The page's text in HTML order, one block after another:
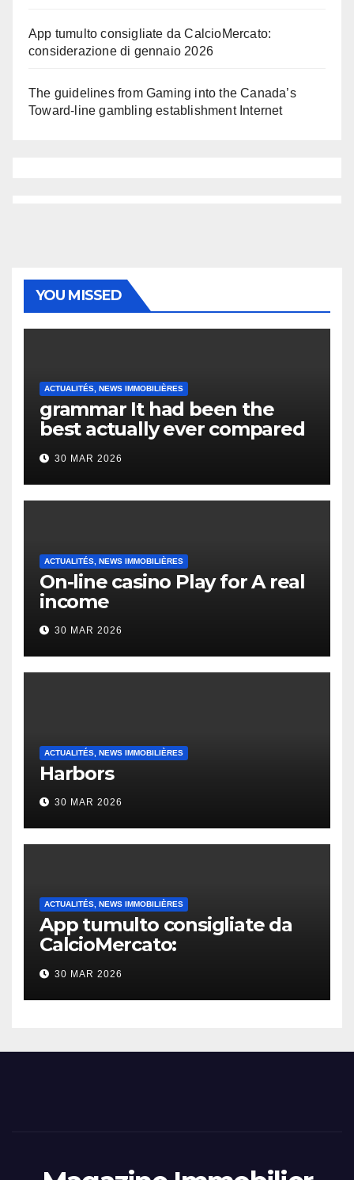
App tumulto consigliate da CalcioMercato:
considerazione di gennaio 2026
The guidelines from Gaming into the Canada’s
Toward-line gambling establishment Internet
YOU MISSED
ACTUALITÉS, NEWS IMMOBILIÈRES
grammar It had been the
best actually ever compared
to it’s the top actually?
English Vocabulary Learners
Heap Change
30 MAR 2026
ACTUALITÉS, NEWS IMMOBILIÈRES
On-line casino Play for A real
income
30 MAR 2026
ACTUALITÉS, NEWS IMMOBILIÈRES
Harbors
30 MAR 2026
ACTUALITÉS, NEWS IMMOBILIÈRES
App tumulto consigliate da
CalcioMercato:
considerazione di gennaio
2026
30 MAR 2026